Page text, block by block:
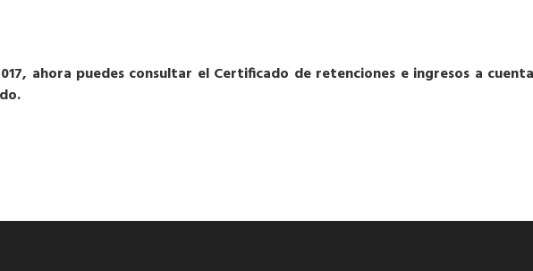
ahora puedes consultar el Certificado de retenciones e ingresos a